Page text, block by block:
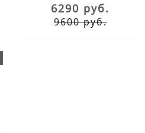
6290 руб.
9600 руб.